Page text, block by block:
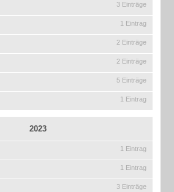
3 Einträge
1 Eintrag
2 Einträge
2 Einträge
5 Einträge
1 Eintrag
2023
1 Eintrag
1 Eintrag
3 Einträge